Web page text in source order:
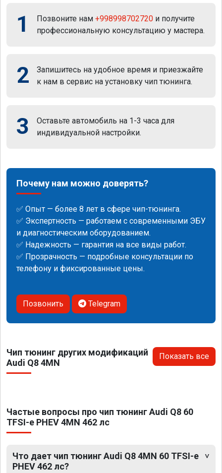
1 Позвоните нам +998998702720 и получите
профессиональную консультацию у мастера.
2
Запишитесь на удобное время и приезжайте
к нам в сервис на установку чип тюнинга.
3
Оставьте автомобиль на 1-3 часа для
индивидуальной настройки.
Почему нам можно доверять?
✅ Опыт — более 8 лет в сфере чип-тюнинга.
✅ Экспертность — работаем с современными ЭБУ
и диагностическим оборудованием.
✅ Надежность — гарантия на все виды работ.
✅ Прозрачность — подробные консультации по
телефону и фиксированные цены.
Позвонить Telegram
Чип тюнинг других модификаций
Audi Q8 4MN
Показать все
Частые вопросы про чип тюнинг Audi Q8 60
TFSI-e PHEV 4MN 462 лс
Что дает чип тюнинг Audi Q8 4MN 60 TFSI-e
PHEV 462 лс?